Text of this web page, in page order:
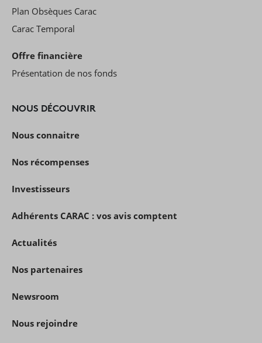
Plan Obsèques Carac
Carac Temporal
Offre financière
Présentation de nos fonds
NOUS DÉCOUVRIR
Nous connaitre
Nos récompenses
Investisseurs
Adhérents CARAC : vos avis comptent
Actualités
Nos partenaires
Newsroom
Nous rejoindre